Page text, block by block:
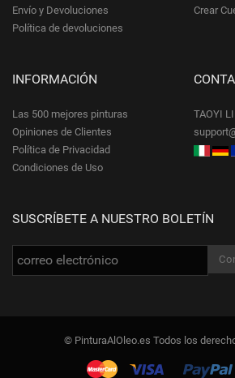
Envío y Devoluciones
Política de devoluciones
Crear
INFORMACIÓN
Las 500 mejores pinturas
Opiniones de Clientes
Política de Privacidad
Condiciones de Uso
TAOYI
SUSCRÍBETE A NUESTRO BOLETÍN
© PinturaAlOleo.es Todos los